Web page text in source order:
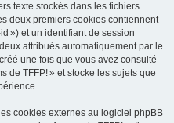
texte stockés dans les fichiers
deux premiers cookies contiennent
») et un identifiant de session
attribués automatiquement par le
une fois que vous avez consulté
de TFFP! » et stocke les sujets que
cookies externes au logiciel phpBB